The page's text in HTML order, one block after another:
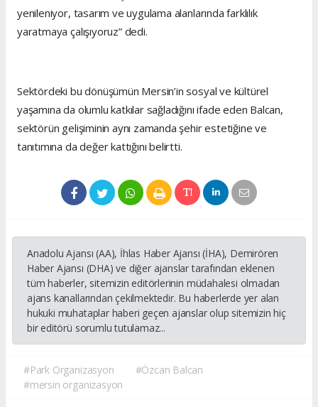
yenileniyor, tasarım ve uygulama alanlarında farklılık
yaratmaya çalışıyoruz” dedi.
Sektördeki bu dönüşümün Mersin’in sosyal ve kültürel
yaşamına da olumlu katkılar sağladığını ifade eden Balcan,
sektörün gelişiminin aynı zamanda şehir estetiğine ve
tanıtımına da değer kattığını belirtti.
Anadolu Ajansı (AA), İhlas Haber Ajansı (İHA), Demirören
Haber Ajansı (DHA) ve diğer ajanslar tarafından eklenen
tüm haberler, sitemizin editörlerinin müdahalesi olmadan
ajans kanallarından çekilmektedir. Bu haberlerde yer alan
hukuki muhataplar haberi geçen ajanslar olup sitemizin hiç
bir editörü sorumlu tutulamaz...
#Park Organizasyon
#Özcan Balcan
#mersin organizasyon